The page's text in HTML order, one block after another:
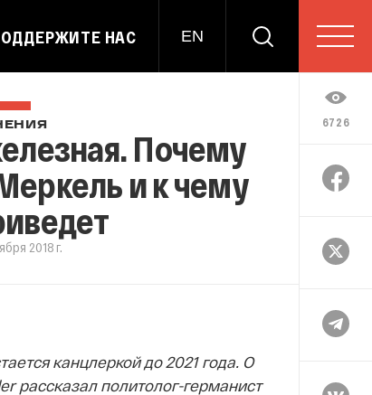
НАС EN
6726
Почему
и к чему
2018 г.
канцлеркой до 2021 года. О
рассказал политолог-германист